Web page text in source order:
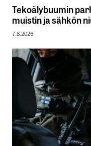
Tekoälybuumin
muistin ja sähkön
7.8.2026